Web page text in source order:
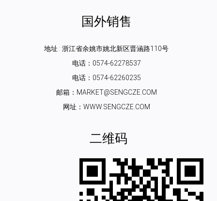
国外销售
地址 : 浙江省余姚市姚北新区晋涵路110号
电话：0574-62278537
电话：0574-62260235
邮箱：MARKET@SENGCZE.COM
网址：WWW.SENGCZE.COM
二维码